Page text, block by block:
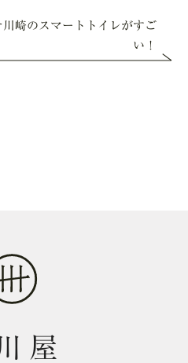
川崎のスマートトイレがすご
い！
屋